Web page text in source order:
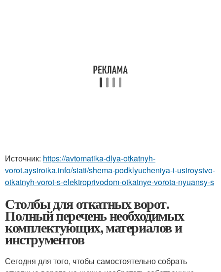
Источник: https://avtomatika-dlya-otkatnyh-
vorot.aystroika.info/stati/shema-podklyucheniya-i-ustroystvo-
otkatnyh-vorot-s-elektroprivodom-otkatnye-vorota-nyuansy-s
Столбы для откатных ворот.
Полный перечень необходимых
комплектующих, материалов и
инструментов
Сегодня для того, чтобы самостоятельно собрать